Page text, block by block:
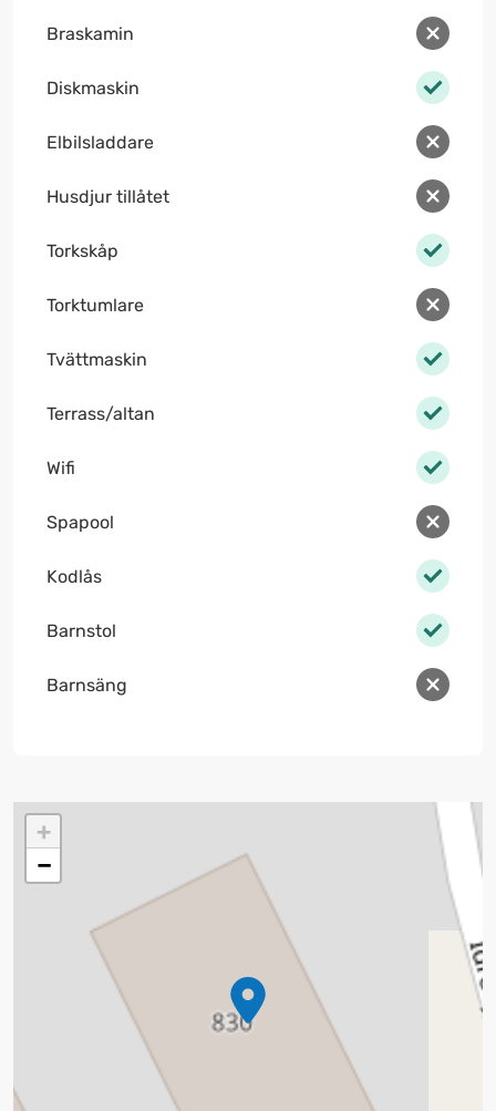
Braskamin
Diskmaskin
Elbilsladdare
Husdjur tillåtet
Torkskåp
Torktumlare
Tvättmaskin
Terrass/altan
Wifi
Spapool
Kodlås
Barnstol
Barnsäng
+
−